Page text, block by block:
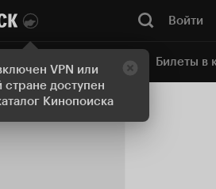
VPN или
стране доступен
Кинопоиска
Войти
Онлайн-кинотеатр Билеты в